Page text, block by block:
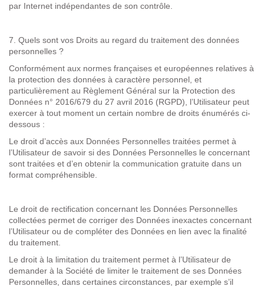
par Internet indépendantes de son contrôle.
7. Quels sont vos Droits au regard du traitement des données
personnelles ?
Conformément aux normes françaises et européennes relatives à
la protection des données à caractère personnel, et
particulièrement au Règlement Général sur la Protection des
Données n° 2016/679 du 27 avril 2016 (RGPD), l’Utilisateur peut
exercer à tout moment un certain nombre de droits énumérés ci-
dessous :
Le droit d’accès aux Données Personnelles traitées permet à
l’Utilisateur de savoir si des Données Personnelles le concernant
sont traitées et d’en obtenir la communication gratuite dans un
format compréhensible.
Le droit de rectification concernant les Données Personnelles
collectées permet de corriger des Données inexactes concernant
l’Utilisateur ou de compléter des Données en lien avec la finalité
du traitement.
Le droit à la limitation du traitement permet à l’Utilisateur de
demander à la Société de limiter le traitement de ses Données
Personnelles, dans certaines circonstances, par exemple s’il